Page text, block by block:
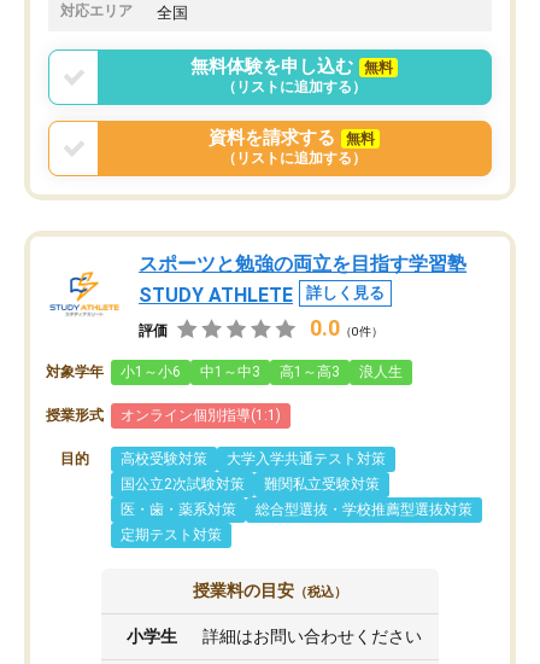
対応エリア 全国
無料体験を申し込む
無料
（リストに追加する）
資料を請求する
無料
（リストに追加する）
スポーツと勉強の両立を目指す学習塾
STUDY ATHLETE
詳しく見る
評価 0.0 （0件）
対象学年 小1～小6 中1～中3 高1～高3 浪人生
授業形式 オンライン個別指導(1:1)
目的 高校受験対策
大学入学共通テスト対策
国公立2次試験対策
難関私立受験対策
医・歯・薬系対策
総合型選抜・学校推薦型選抜対策
定期テスト対策
授業料の目安 （税込）
小学生 詳細はお問い合わせください